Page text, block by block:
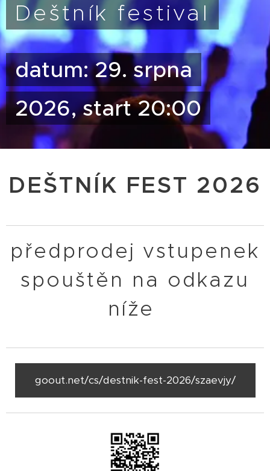
Deštník festival
datum: 29. srpna
2026, start 20:00
DEŠTNÍK FEST 2026
předprodej vstupenek
spouštěn na odkazu
níže
goout.net/cs/destnik-fest-2026/szaevjy/